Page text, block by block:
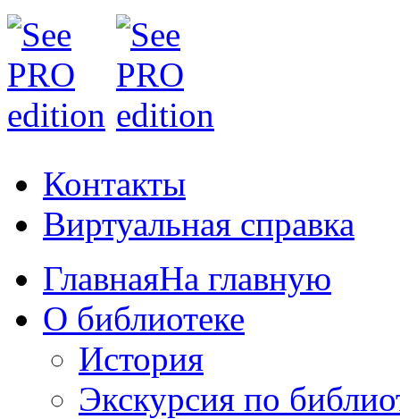
Контакты
Виртуальная справка
ГлавнаяНа главную
О библиотеке
История
Экскурсия по